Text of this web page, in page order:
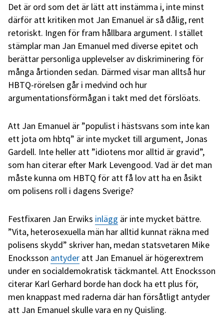
Det är ord som det är lätt att instämma i, inte minst
därför att kritiken mot Jan Emanuel är så dålig, rent
retoriskt. Ingen för fram hållbara argument. I stället
stämplar man Jan Emanuel med diverse epitet och
berättar personliga upplevelser av diskriminering för
många årtionden sedan. Därmed visar man alltså hur
HBTQ-rörelsen går i medvind och hur
argumentationsförmågan i takt med det förslöats.
Att Jan Emanuel är ”populist i hästsvans som inte kan
ett jota om hbtq” är inte mycket till argument, Jonas
Gardell. Inte heller att ”idiotens mor alltid är gravid”,
som han citerar efter Mark Levengood. Vad är det man
måste kunna om HBTQ för att få lov att ha en åsikt
om polisens roll i dagens Sverige?
Festfixaren Jan Erwiks inlägg är inte mycket bättre.
”Vita, heterosexuella män har alltid kunnat räkna med
polisens skydd” skriver han, medan statsvetaren Mike
Enocksson antyder att Jan Emanuel är högerextrem
under en socialdemokratisk täckmantel. Att Enocksson
citerar Karl Gerhard borde han dock ha ett plus för,
men knappast med raderna där han försåtligt antyder
att Jan Emanuel skulle vara en ny Quisling.